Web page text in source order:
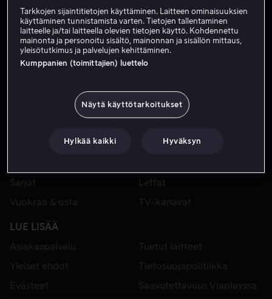
Sarjat
Leffat
Vuokraa & osta
TV-kanavat
LUE LISÄÄ
Asiakaspalvelu
Tuetut laitteet
Yleiset ehdot
Tietosuojapolitiikka
Evästeet
Saavutettavuus Viaplayssa
Tarkkojen sijaintitietojen käyttäminen. Laitteen ominaisuuksien
käyttäminen tunnistamista varten. Tietojen tallentaminen
laitteelle ja/tai laitteella olevien tietojen käyttö. Kohdennettu
mainonta ja personoitu sisältö, mainonnan ja sisällön mittaus,
yleisötutkimus ja palvelujen kehittäminen.
Kumppanien (toimittajien) luettelo
Näytä käyttötarkoitukset
Hylkää kaikki Hyväksyn